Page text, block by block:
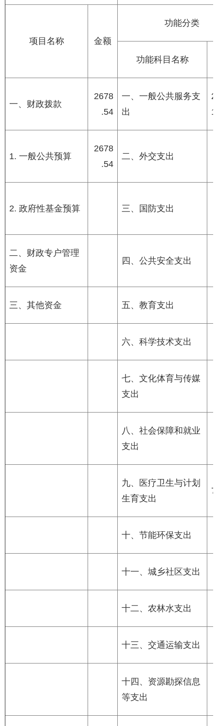
项目名称 金额
功能分类
功能科目名称
一、财政拨款
2678
.54
一、一般公共服务支
出
1
1. 一般公共预算
2678
.54
二、外交支出
2. 政府性基金预算 三、国防支出
二、财政专户管理
资金
四、公共安全支出
三、其他资金 五、教育支出
六、科学技术支出
七、文化体育与传媒
支出
八、社会保障和就业
支出
九、医疗卫生与计划
生育支出
十、节能环保支出
十一、城乡社区支出
十二、农林水支出
十三、交通运输支出
十四、资源勘探信息
等支出